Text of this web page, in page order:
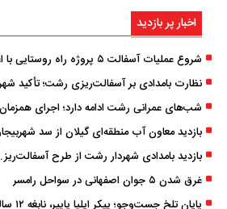
اخبار پر بازدید
غرق شدن ۵ جوان اصفهانی در سواحل رامسر